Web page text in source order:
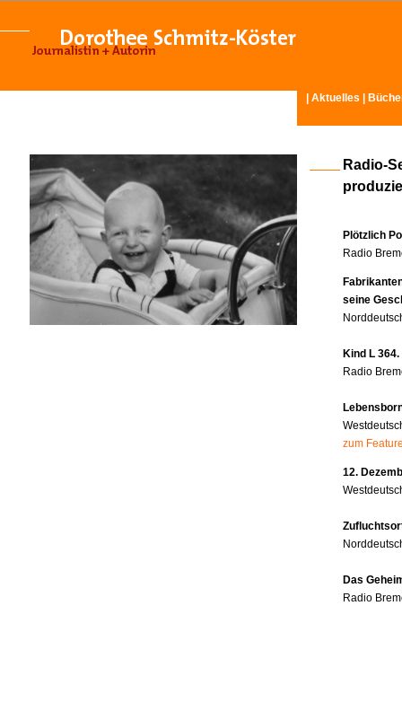
Aktuelles
Radio-
Plötzlich
Radio
seine
Kind L
Radio
zum
12.
Das
Radio